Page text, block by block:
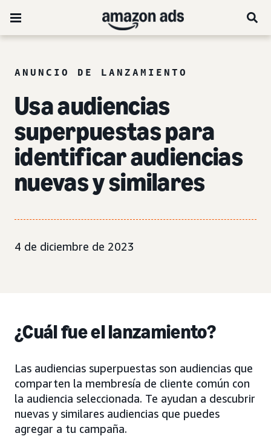
ANUNCIO DE LANZAMIENTO
Usa audiencias
superpuestas para
identificar audiencias
nuevas y similares
4 de diciembre de 2023
¿Cuál fue el lanzamiento?
Las audiencias superpuestas son audiencias que
comparten la membresía de cliente común con
la audiencia seleccionada. Te ayudan a descubrir
nuevas y similares audiencias que puedes
agregar a tu campaña.